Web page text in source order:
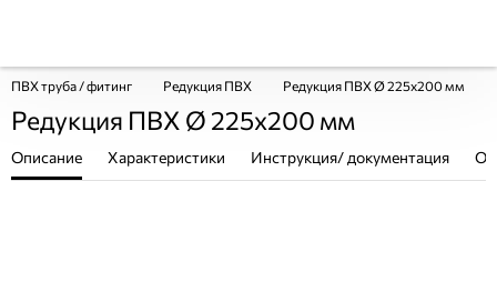
ПВХ труба / фитинг Редукция ПВХ Редукция ПВХ Ø 225х200 мм
Редукция ПВХ Ø 225х200 мм
Описание Характеристики Инструкция/ документация